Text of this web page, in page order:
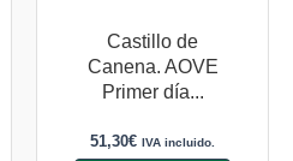
Castillo de
Canena. AOVE
Primer día...
51,30€ IVA incluido.